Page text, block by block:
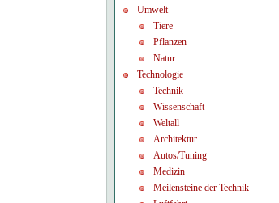
Umwelt
Tiere
Pflanzen
Natur
Technologie
Technik
Wissenschaft
Weltall
Architektur
Autos/Tuning
Medizin
Meilensteine der Technik